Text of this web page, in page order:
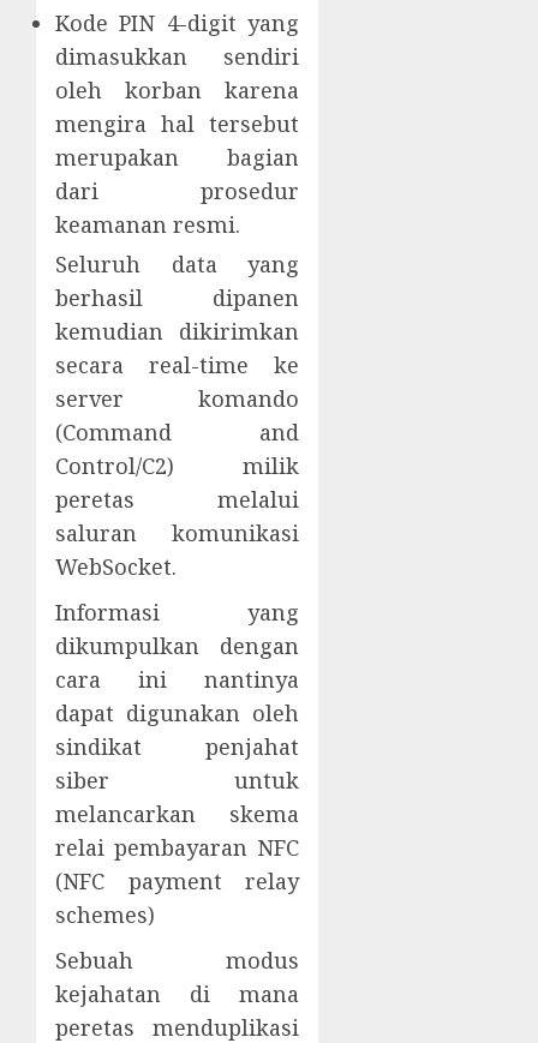
Kode PIN 4-digit yang
dimasukkan sendiri
oleh korban karena
mengira hal tersebut
merupakan bagian
dari prosedur
keamanan resmi.
Seluruh data yang
berhasil dipanen
kemudian dikirimkan
secara real-time ke
server komando
(Command and
Control/C2) milik
peretas melalui
saluran komunikasi
WebSocket.
Informasi yang
dikumpulkan dengan
cara ini nantinya
dapat digunakan oleh
sindikat penjahat
siber untuk
melancarkan skema
relai pembayaran NFC
(NFC payment relay
schemes)
Sebuah modus
kejahatan di mana
peretas menduplikasi